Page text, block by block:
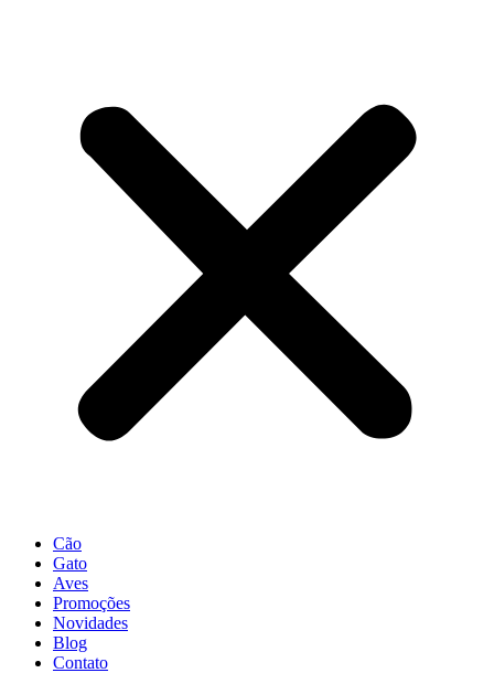
Cão
Gato
Aves
Promoções
Novidades
Blog
Contato